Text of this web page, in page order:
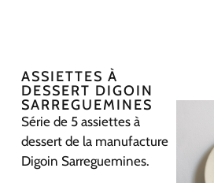
ASSIETTES À
DESSERT DIGOIN
SARREGUEMINES
Série de 5 assiettes à
dessert de la manufacture
Digoin Sarreguemines.